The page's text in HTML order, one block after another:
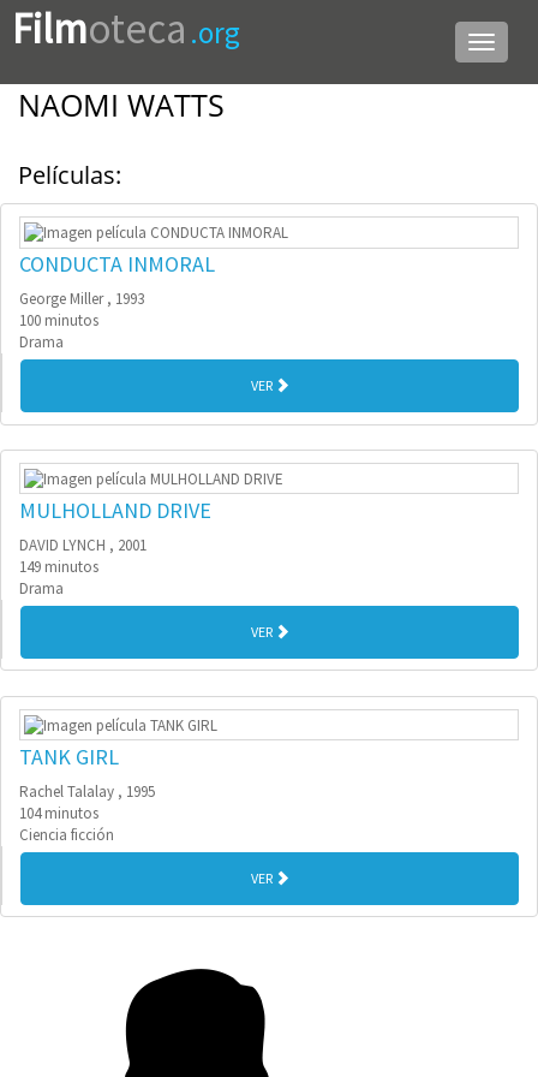
Menú
de
Filmoteca .org
NAOMI WATTS
Películas:
CONDUCTA INMORAL
George Miller , 1993
100 minutos
Drama
VER
MULHOLLAND DRIVE
DAVID LYNCH , 2001
149 minutos
Drama
VER
TANK GIRL
Rachel Talalay , 1995
104 minutos
Ciencia ficción
VER